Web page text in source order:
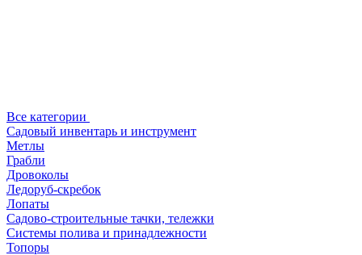
Все категории
Садовый инвентарь и инструмент
Метлы
Грабли
Дровоколы
Ледоруб-скребок
Лопаты
Садово-строительные тачки, тележки
Системы полива и принадлежности
Топоры